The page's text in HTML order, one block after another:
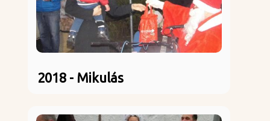
2018 - Mikulás